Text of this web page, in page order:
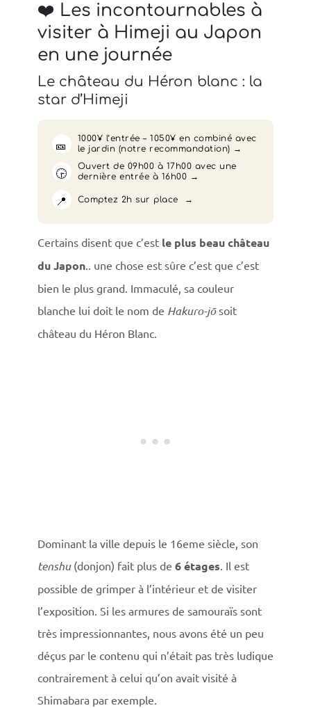
❤️ Les incontournables à
visiter à Himeji au Japon
en une journée
Le château du Héron blanc : la
star d’Himeji
🎫
1000¥ l’entrée – 1050¥ en combiné avec
le jardin (notre recommandation)
🕞
Ouvert de 09h00 à 17h00 avec une
dernière entrée à 16h00
📍 Comptez 2h sur place
Certains disent que c’est le plus beau château
du Japon.. une chose est sûre c’est que c’est
bien le plus grand. Immaculé, sa couleur
blanche lui doit le nom de Hakuro-jōsoit
château du Héron Blanc.
Dominant la ville depuis le 16eme siècle, son
tenshu(donjon) fait plus de 6 étages. Il est
possible de grimper à l’intérieur et de visiter
l’exposition. Si les armures de samouraïs sont
très impressionnantes, nous avons été un peu
déçus par le contenu qui n’était pas très ludique
contrairement à celui qu’on avait visité à
Shimabara par exemple.